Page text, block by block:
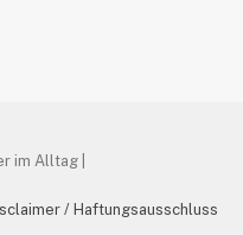
im Alltag |
/ Haftungsausschluss